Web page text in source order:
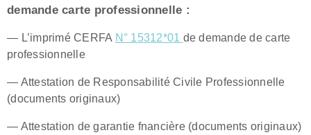
demande carte professionnelle :
— L’imprimé CERFA N° 15312*01 de demande de carte
professionnelle
— Attestation de Responsabilité Civile Professionnelle
(documents originaux)
— Attestation de garantie fnancière (documents originaux)